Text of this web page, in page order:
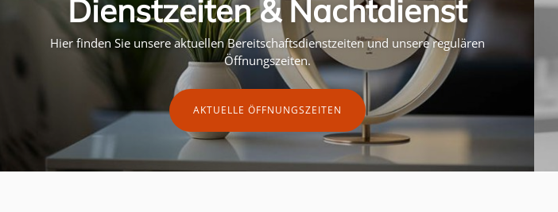
Dienstzeiten & Nachtdienst
Hier finden Sie unsere aktuellen Bereitschaftsdienstzeiten und unsere regulären
Öffnungszeiten.
AKTUELLE ÖFFNUNGSZEITEN